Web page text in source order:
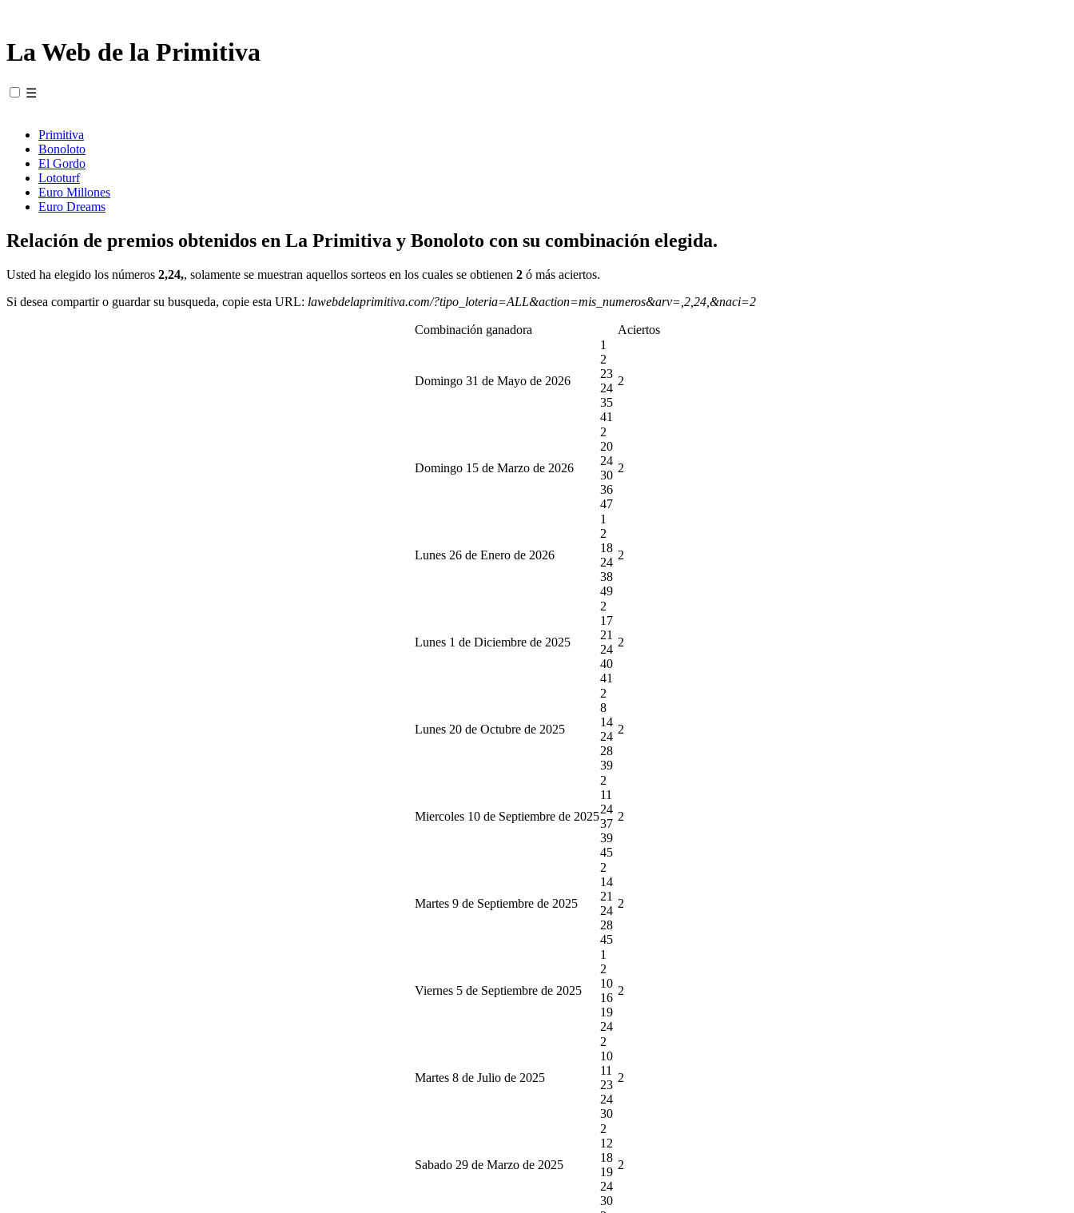
La Web de la Primitiva
☰
Primitiva
Bonoloto
El Gordo
Lototurf
Euro Millones
Euro Dreams
Relación de premios obtenidos en La Primitiva y Bonoloto con su combinación elegida.
Usted ha elegido los números 2,24,, solamente se muestran aquellos sorteos en los cuales se obtienen 2 ó más aciertos.
Si desea compartir o guardar su busqueda, copie esta URL: lawebdelaprimitiva.com/?tipo_loteria=ALL&action=mis_numeros&arv=,2,24,&naci=2
Combinación ganadora Aciertos
Domingo 31 de Mayo de 2026
1
2
23
24
35
41
2
Domingo 15 de Marzo de 2026
2
20
24
30
36
47
2
Lunes 26 de Enero de 2026
1
2
18
24
38
49
2
Lunes 1 de Diciembre de 2025
2
17
21
24
40
41
2
Lunes 20 de Octubre de 2025
2
8
14
24
28
39
2
Miercoles 10 de Septiembre de 2025
2
11
24
37
39
45
2
Martes 9 de Septiembre de 2025
2
14
21
24
28
45
2
Viernes 5 de Septiembre de 2025
1
2
10
16
19
24
2
Martes 8 de Julio de 2025
2
10
11
23
24
30
2
Sabado 29 de Marzo de 2025
2
12
18
19
24
30
2